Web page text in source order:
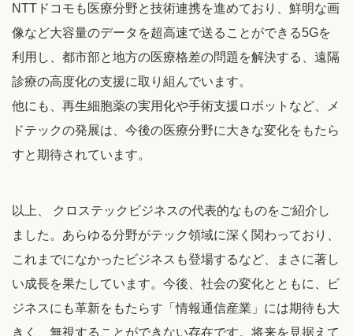
NTTドコモも医療分野と技術連携を進めており、鮮明な画
像など大容量のデータを超高速で送ることができる5Gを
利用し、都市部と地方の医療格差の問題を解決する、遠隔
診療の高度化の支援に取り組んでいます。
他にも、再生細胞薬の実用化や手術支援ロボットなど、メ
ドテックの発展は、今後の医療分野に大きな変化をもたら
すと期待されています。
以上、 クロステックビジネスの代表的なものをご紹介し
ました。あらゆる分野がテック領域に深く関わっており、
これまでになかったビジネスも登場するなど、まさに著し
い成長を果たしています。今後、社会の変化とともに、ビ
ジネスにも革新をもたらす「情報通信産業」には期待も大
きく、無視することができない存在です。将来を見据えて